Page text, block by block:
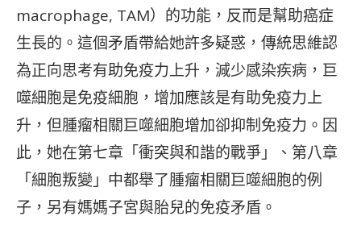
macrophage, TAM）的功能，反而是幫助癌症
生長的。這個矛盾帶給她許多疑惑，傳統思維認
為正向思考有助免疫力上升，減少感染疾病，巨
噬細胞是免疫細胞，增加應該是有助免疫力上
升，但腫瘤相關巨噬細胞增加卻抑制免疫力。因
此，她在第七章「衝突與和諧的戰爭」、第八章
「細胞叛變」中都舉了腫瘤相關巨噬細胞的例
子，另有媽媽子宮與胎兒的免疫矛盾。